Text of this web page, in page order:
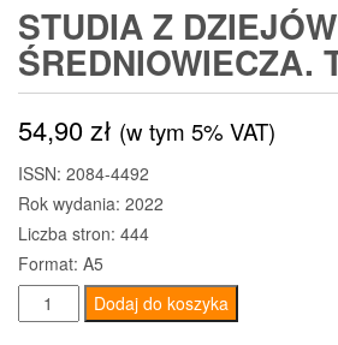
STUDIA Z DZIEJÓW
ŚREDNIOWIECZA.
54,90zł (w tym 5% VAT)
ISSN: 2084-4492
Rok wydania: 2022
Liczba stron: 444
Format: A5
ilość
Studia
Dodaj do koszyka